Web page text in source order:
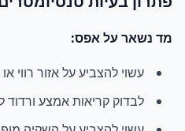
מד נשאר על אפס:
עשוי להצביע על אזור רווי
לבדוק קריאות אמצע